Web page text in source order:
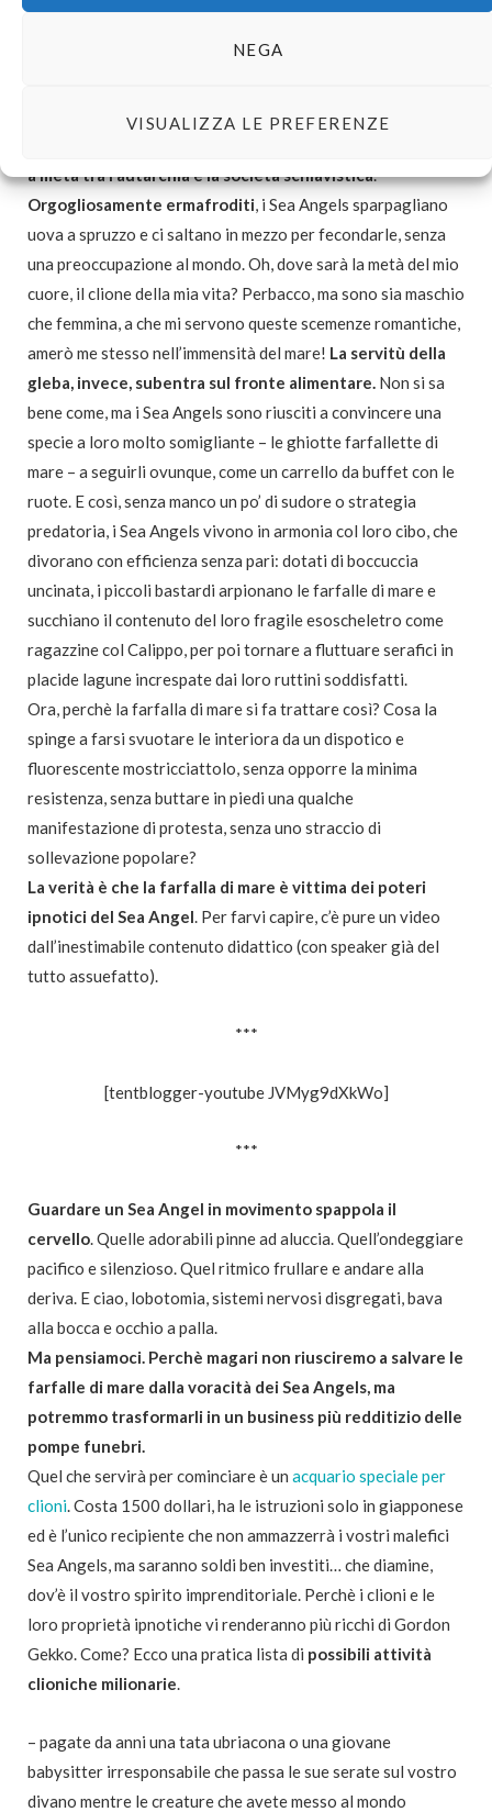
NEGA
VISUALIZZA LE PREFERENZE
(dal circolo polare alle acque
l’imponente lunghezza di cinque centimetri e sono
a metà tra l’autarchia e la società schiavistica.
Orgogliosamente ermafroditi, i Sea Angels sparpagliano
uova a spruzzo e ci saltano in mezzo per fecondarle, senza
una preoccupazione al mondo. Oh, dove sarà la metà del mio
cuore, il clione della mia vita? Perbacco, ma sono sia maschio
che femmina, a che mi servono queste scemenze romantiche,
amerò me stesso nell’immensità del mare! La servitù della
gleba, invece, subentra sul fronte alimentare. Non si sa
bene come, ma i Sea Angels sono riusciti a convincere una
specie a loro molto somigliante – le ghiotte farfallette di
mare – a seguirli ovunque, come un carrello da buffet con le
ruote. E così, senza manco un po’ di sudore o strategia
predatoria, i Sea Angels vivono in armonia col loro cibo, che
divorano con efficienza senza pari: dotati di boccuccia
uncinata, i piccoli bastardi arpionano le farfalle di mare e
succhiano il contenuto del loro fragile esoscheletro come
ragazzine col Calippo, per poi tornare a fluttuare serafici in
placide lagune increspate dai loro ruttini soddisfatti.
Ora, perchè la farfalla di mare si fa trattare così? Cosa la
spinge a farsi svuotare le interiora da un dispotico e
fluorescente mostricciattolo, senza opporre la minima
resistenza, senza buttare in piedi una qualche
manifestazione di protesta, senza uno straccio di
sollevazione popolare?
La verità è che la farfalla di mare è vittima dei poteri
ipnotici del Sea Angel. Per farvi capire, c’è pure un video
dall’inestimabile contenuto didattico (con speaker già del
tutto assuefatto).
***
[tentblogger-youtube JVMyg9dXkWo]
***
Guardare un Sea Angel in movimento spappola il
cervello. Quelle adorabili pinne ad aluccia. Quell’ondeggiare
pacifico e silenzioso. Quel ritmico frullare e andare alla
deriva. E ciao, lobotomia, sistemi nervosi disgregati, bava
alla bocca e occhio a palla.
Ma pensiamoci. Perchè magari non riusciremo a salvare le
farfalle di mare dalla voracità dei Sea Angels, ma
potremmo trasformarli in un business più redditizio delle
pompe funebri.
Quel che servirà per cominciare è un acquario speciale per
clioni. Costa 1500 dollari, ha le istruzioni solo in giapponese
ed è l’unico recipiente che non ammazzerrà i vostri malefici
Sea Angels, ma saranno soldi ben investiti… che diamine,
dov’è il vostro spirito imprenditoriale. Perchè i clioni e le
loro proprietà ipnotiche vi renderanno più ricchi di Gordon
Gekko. Come? Ecco una pratica lista di possibili attività
clioniche milionarie.
– pagate da anni una tata ubriacona o una giovane
babysitter irresponsabile che passa le sue serate sul vostro
divano mentre le creature che avete messo al mondo